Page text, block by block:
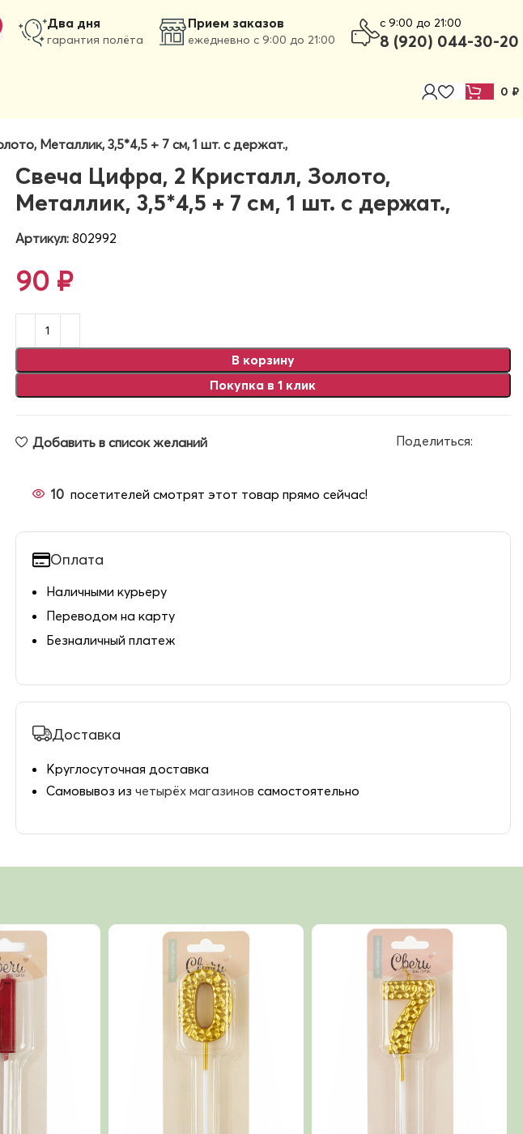
Два дня
гарантия полёта
Прием заказов
ежедневно с 9:00 до 21:00
c 9:00 до 21:00
8 (920) 044-30-20
0 ₽
Металлик, 3,5*4,5 + 7 см, 1 шт. с держат.,
Свеча Цифра, 2 Кристалл, Золото,
Металлик, 3,5*4,5 + 7 см, 1 шт. с держат.,
Артикул: 802992
90 ₽
В корзину
Покупка в 1 клик
Добавить в список желаний Поделиться:
10 посетителей смотрят этот товар прямо сейчас!
Оплата
Наличными курьеру
Переводом на карту
Безналичный платеж
Доставка
Круглосуточная доставка
Самовывоз из четырёх магазинов самостоятельно